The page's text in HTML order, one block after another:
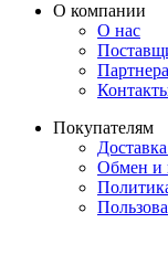
О компании
О нас
Покупателям
Обмен и